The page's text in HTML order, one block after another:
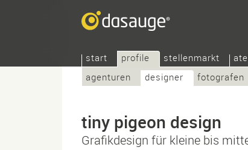
start
profile
agenturen
designer fotografen
stellenmarkt
tiny pigeon design
Grafikdesign für kleine bis